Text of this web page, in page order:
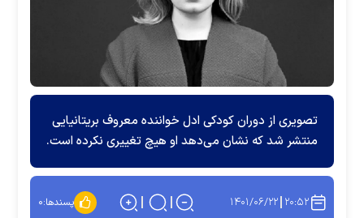
تصویری از دوران کودکی ادل خواننده معروف بریتانیایی
منتشر شد که نشان می‌دهد او هیچ تغییری نکرده است.
۲۰:۵۲ ۱۴۰۱/۰۶/۲۲ پسندها:۰